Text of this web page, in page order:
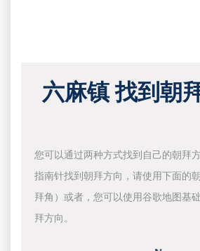
六麻镇 找到朝
您可以通过两种方式找到自己的朝拜
指南针找到朝拜方向，请使用下面的
拜角）或者，您可以使用谷歌地图基
拜方向。